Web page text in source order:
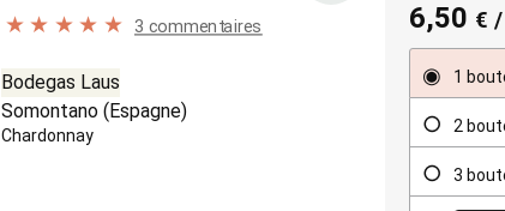
3 commentaires
Bodegas Laus
Somontano (Espagne)
Chardonnay
6,50 €
1
2
3